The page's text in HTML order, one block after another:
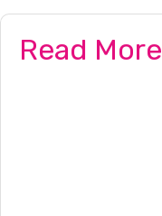
Read More